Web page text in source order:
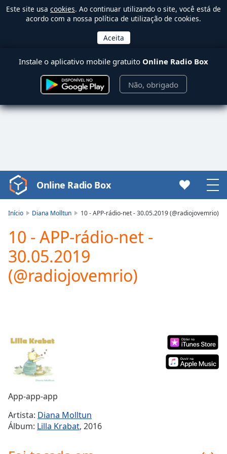
Este site usa cookies. Ao continuar utilizando o site, você está de
acordo com a nossa política de utilização de cookies.
Instale o aplicativo mobile gratuito Online Radio Box
Não, obrigado
Video
Player
Play
Video
Play
Backward
Skip
Duration
Loaded:
0.00%
TypeLIVE
live,
currently
behind
Online Radio Box
Início Diana Molltun 10 - APP-rádio-net - 30.05.2019 (@radiojovemrio)
10 - APP-rádio-net -
30.05.2019
(@radiojovemrio)
App-app-app
Artista: Diana Molltun
Álbum: Lilla Krabat, 2016